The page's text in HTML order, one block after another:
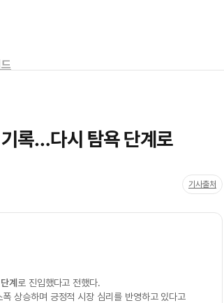
록…다시 탐욕 단계로
기사출처
계 로 진입했다고 전했다.
상승하며 긍정적 시장 심리를 반영하고 있다고